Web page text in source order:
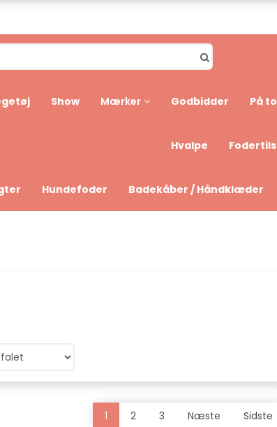
Show Mærker Godbidder På
Hvalpe
Hundefoder Badekåber / Håndklæder
1 2 3 Næste Sidste